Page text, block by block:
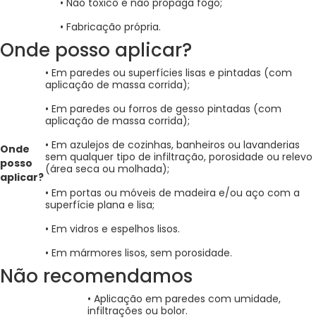
• Não tóxico e não propaga fogo;
• Fabricação própria.
Onde posso aplicar?
Onde
posso
aplicar?
• Em paredes ou superfícies lisas e pintadas (com
aplicação de massa corrida);
• Em paredes ou forros de gesso pintadas (com
aplicação de massa corrida);
• Em azulejos de cozinhas, banheiros ou lavanderias
sem qualquer tipo de infiltração, porosidade ou relevo
(área seca ou molhada);
• Em portas ou móveis de madeira e/ou aço com a
superfície plana e lisa;
• Em vidros e espelhos lisos.
• Em mármores lisos, sem porosidade.
Não recomendamos
• Aplicação em paredes com umidade,
infiltrações ou bolor.